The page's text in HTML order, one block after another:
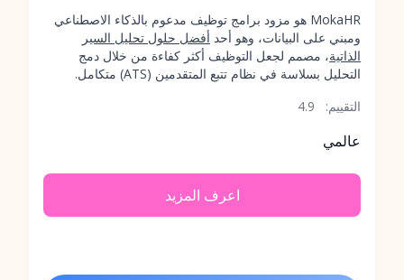
MokaHR هو مزود برامج توظيف مدعوم بالذكاء الاصطناعي
ومبني على البيانات، وهو أحد أفضل حلول تحليل السير
الذاتية، مصمم لجعل التوظيف أكثر كفاءة من خلال دمج
التحليل بسلاسة في نظام تتبع المتقدمين (ATS) متكامل.
التقييم:
4.9
عالمي
اعرف المزيد